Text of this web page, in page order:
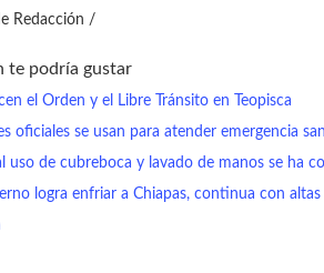
Redacción /
te podría gustar
el Orden y el Libre Tránsito en Teopisca
oficiales se usan para atender emergencia
uso de cubreboca y lavado de manos se ha
logra enfriar a Chiapas, continua con